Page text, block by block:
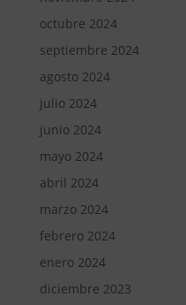
octubre 2024
septiembre 2024
agosto 2024
julio 2024
junio 2024
mayo 2024
abril 2024
marzo 2024
febrero 2024
enero 2024
diciembre 2023